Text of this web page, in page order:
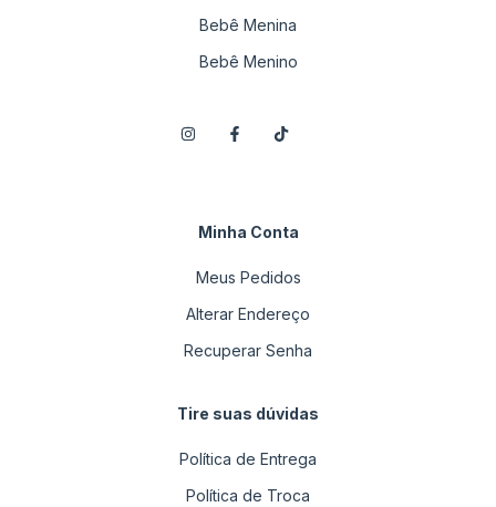
Bebê Menina
Bebê Menino
Minha Conta
Meus Pedidos
Alterar Endereço
Recuperar Senha
Tire suas dúvidas
Política de Entrega
Política de Troca